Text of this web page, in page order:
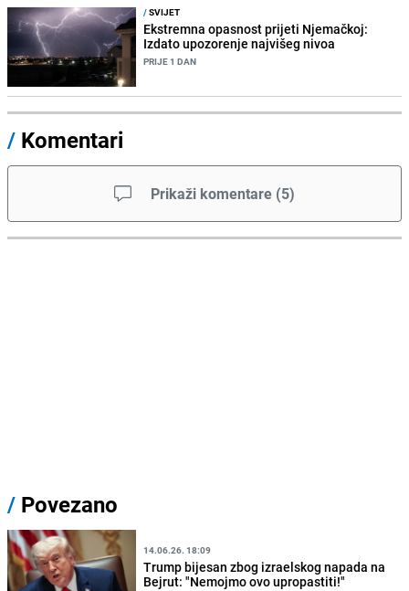
/SVIJET
Ekstremna opasnost prijeti Njemačkoj:
Izdato upozorenje najvišeg nivoa
PRIJE 1 DAN
/ Komentari
Prikaži komentare (5)
/ Povezano
14.06.26. 18:09
Trump bijesan zbog izraelskog napada na
Bejrut: "Nemojmo ovo upropastiti!"